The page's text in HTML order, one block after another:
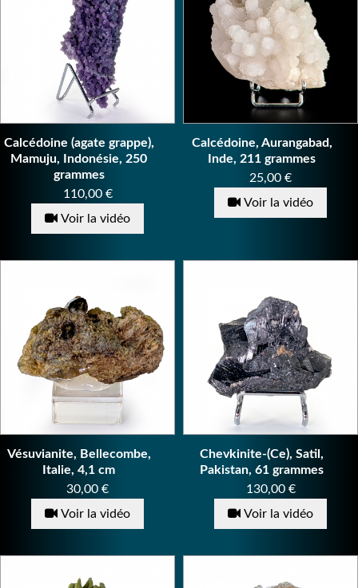
Calcédoine (agate grappe),
Mamuju, Indonésie, 250
grammes
Prix
110,00 €
Voir la vidéo
Calcédoine, Aurangabad,
Inde, 211 grammes
Prix
25,00 €
Voir la vidéo
Vésuvianite, Bellecombe,
Italie, 4,1 cm
Prix
30,00 €
Voir la vidéo
Chevkinite-(Ce), Satil,
Pakistan, 61 grammes
Prix
130,00 €
Voir la vidéo